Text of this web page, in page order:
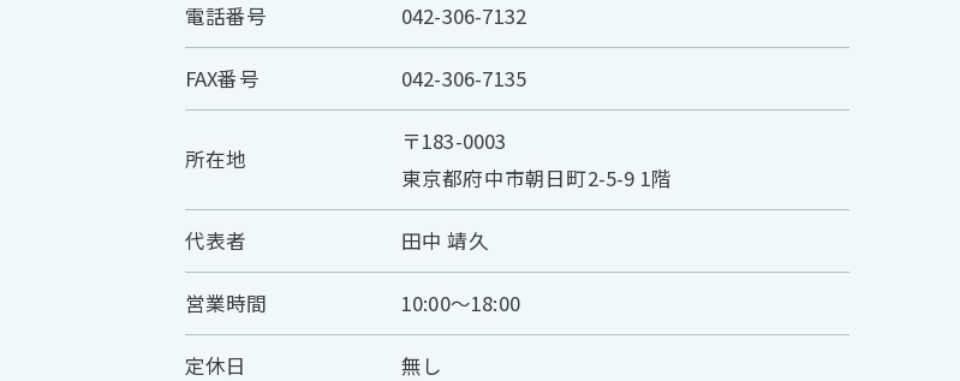
電話番号 042-306-7132
FAX番号 042-306-7135
所在地
〒183-0003
東京都府中市朝日町2-5-9 1階
代表者 田中 靖久
営業時間 10:00～18:00
定休日 無し